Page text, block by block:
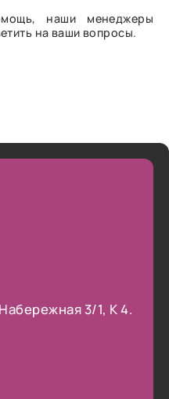
наши менеджеры
на ваши вопросы.
3/1, К 4.